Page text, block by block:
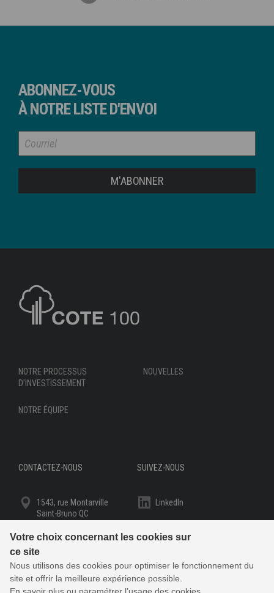
Votre choix concernant les cookies sur
ce site
Nous utilisons des cookies pour optimiser le fonctionnement du
site et offrir la meilleure expérience possible.
ABONNEZ-VOUS
À NOTRE LISTE D'ENVOI
M'ABONNER
NOTRE PROCESSUS
D’INVESTISSEMENT
NOTRE ÉQUIPE
NOUVELLES
CONTACTEZ-NOUS
1543, rue Montarville
Saint-Bruno QC
Écrivez-nous
SUIVEZ-NOUS
LinkedIn